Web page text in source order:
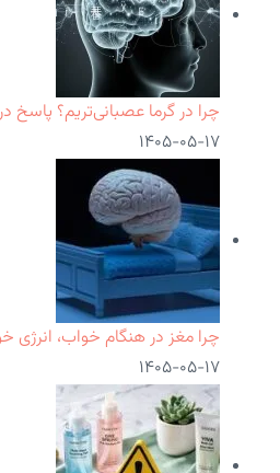
چرا در گرما عصبانی‌تریم؟
۱۴۰۵-۰۵-۱۷
چرا مغز در هنگام خواب، انرژی
۱۴۰۵-۰۵-۱۷